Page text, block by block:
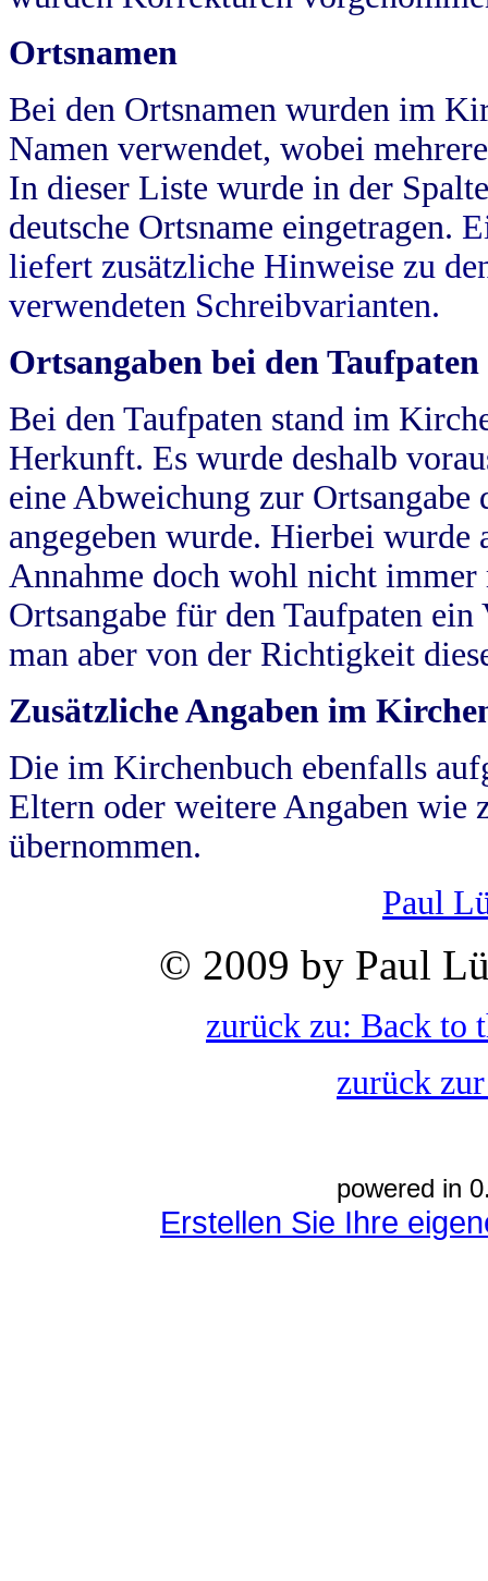
Ortsnamen
Bei den Ortsnamen wurden im
Namen verwendet, wobei
In dieser Liste wurde in der
deutsche Ortsname eingetragen.
liefert zusätzliche Hinweise zu
verwendeten Schreibvarianten.
Ortsangaben bei den Taufpaten
Bei den Taufpaten stand im
Herkunft. Es wurde deshalb
eine Abweichung zur
angegeben wurde. Hierbei wurde
Annahme doch wohl nicht
Ortsangabe für den Taufpaten
man aber von der Richtigkeit
Zusätzliche Angaben im
Die im Kirchenbuch ebenfalls
Eltern oder weitere Angaben wie
übernommen.
Paul
© 2009 by Paul
zurück zu: Back to
zurück
powered in
Erstellen Sie Ihre